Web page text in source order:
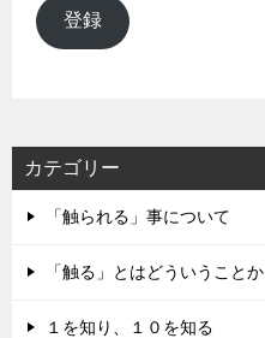
ル
ア
登録
カテゴリー
「触られる」事について
「触る」とはどういうことか
１を知り、１０を知る